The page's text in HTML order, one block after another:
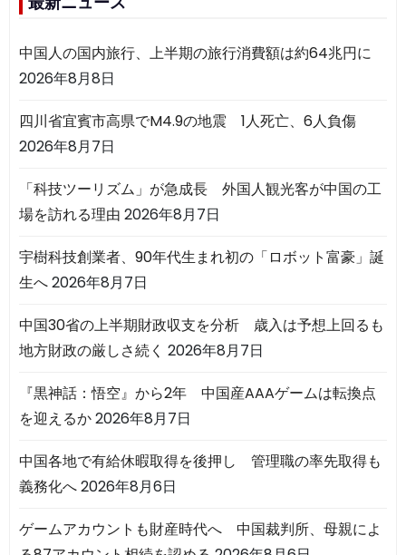
中国人の国内旅行、上半期の旅行消費額は約64兆円に
2026年8月8日
四川省宜賓市高県でM4.9の地震 1人死亡、6人負傷
2026年8月7日
「科技ツーリズム」が急成長 外国人観光客が中国の工
場を訪れる理由 2026年8月7日
宇樹科技創業者、90年代生まれ初の「ロボット富豪」誕
生へ2026年8月7日
中国30省の上半期財政収支を分析 歳入は予想上回るも
地方財政の厳しさ続く 2026年8月7日
『黒神話：悟空』から2年 中国産AAAゲームは転換点
を迎えるか2026年8月7日
中国各地で有給休暇取得を後押し 管理職の率先取得も
義務化へ2026年8月6日
ゲームアカウントも財産時代へ 中国裁判所、母親によ